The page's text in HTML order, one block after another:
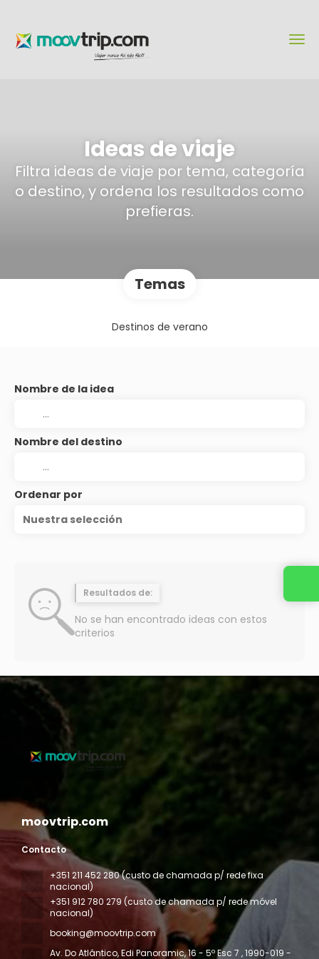
Ideas de viaje
Filtra ideas de viaje por tema, categoría
o destino, y ordena los resultados como
prefieras.
Temas
Destinos de verano
Nombre de la idea
Nombre del destino
Ordenar por
Nuestra selección
Resultados de:
No se han encontrado ideas con estos
criterios
moovtrip.com
Contacto
+351 211 452 280 (custo de chamada p/ rede fixa
nacional)
+351 912 780 279 (custo de chamada p/ rede móvel
nacional)
booking@moovtrip.com
Av. Do Atlântico, Edi Panoramic, 16 - 5º Esc 7 , 1990-019 -